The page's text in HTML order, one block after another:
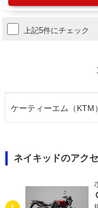
上記5件にチェック
ケーティーエム（KTM
ネイキッドのアク